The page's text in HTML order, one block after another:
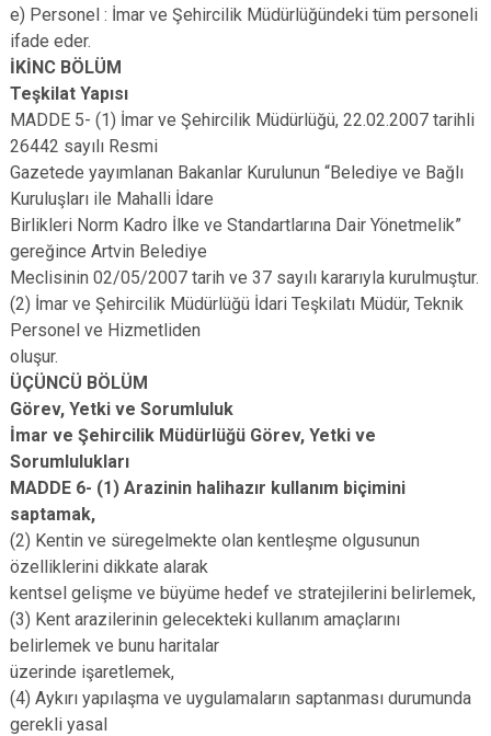
e) Personel : İmar ve Şehircilik Müdürlüğündeki tüm personeli
ifade eder.
İKİNC BÖLÜM
Teşkilat Yapısı
MADDE 5- (1) İmar ve Şehircilik Müdürlüğü, 22.02.2007 tarihli
26442 sayılı Resmi
Gazetede yayımlanan Bakanlar Kurulunun “Belediye ve Bağlı
Kuruluşları ile Mahalli İdare
Birlikleri Norm Kadro İlke ve Standartlarına Dair Yönetmelik”
gereğince Artvin Belediye
Meclisinin 02/05/2007 tarih ve 37 sayılı kararıyla kurulmuştur.
(2) İmar ve Şehircilik Müdürlüğü İdari Teşkilatı Müdür, Teknik
Personel ve Hizmetliden
oluşur.
ÜÇÜNCÜ BÖLÜM
Görev, Yetki ve Sorumluluk
İmar ve Şehircilik Müdürlüğü Görev, Yetki ve
Sorumlulukları
MADDE 6- (1) Arazinin halihazır kullanım biçimini
saptamak,
(2) Kentin ve süregelmekte olan kentleşme olgusunun
özelliklerini dikkate alarak
kentsel gelişme ve büyüme hedef ve stratejilerini belirlemek,
(3) Kent arazilerinin gelecekteki kullanım amaçlarını
belirlemek ve bunu haritalar
üzerinde işaretlemek,
(4) Aykırı yapılaşma ve uygulamaların saptanması durumunda
gerekli yasal